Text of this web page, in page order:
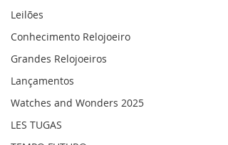
Leilões
Conhecimento Relojoeiro
Grandes Relojoeiros
Lançamentos
Watches and Wonders 2025
LES TUGAS